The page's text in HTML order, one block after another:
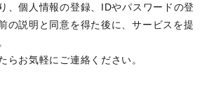
、個人情報の登録、IDやパスワードの登
の説明と同意を得た後に、サービスを提
らお気軽にご連絡ください。